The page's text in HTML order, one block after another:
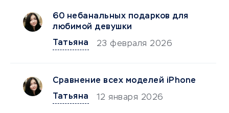
60 небанальных подарков для
любимой девушки
Татьяна
23 февраля 2026
Сравнение всех моделей iPhone
Татьяна
12 января 2026